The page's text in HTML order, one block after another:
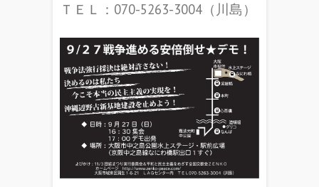
ＴＥＬ：070-5263-3004（川島）